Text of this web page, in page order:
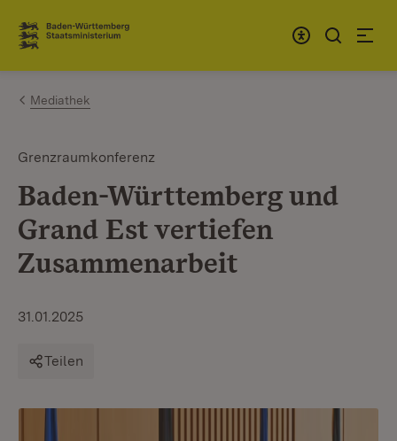
Zum Inhalt springen
Link zur Startseite
Mediathek
Grenzraumkonferenz
Baden-Württemberg und
Grand Est vertiefen
Zusammenarbeit
31.01.2025
Teilen